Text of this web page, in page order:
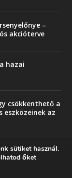
–
akcióterve
hazai
csökkenthető a
az
sütiket használ.
őket